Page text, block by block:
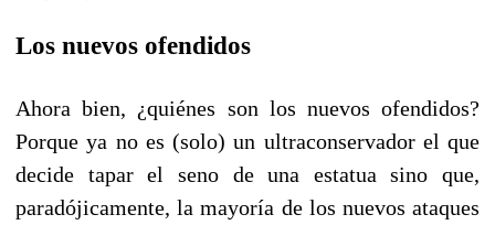
Los nuevos ofendidos
Ahora bien, ¿quiénes son los nuevos ofendidos?
Porque ya no es (solo) un ultraconservador el que
decide tapar el seno de una estatua sino que,
paradójicamente, la mayoría de los nuevos ataques